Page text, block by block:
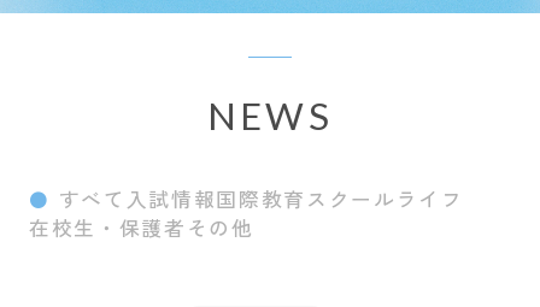
NEWS
すべて 入試情報国際教育 スクールライフ
在校生・保護者 その他